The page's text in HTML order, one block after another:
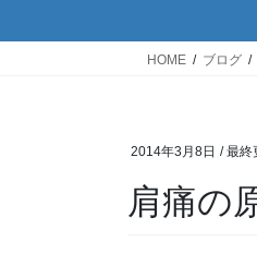
HOME ブログ
2014年3月8日 / 最終
肩痛の